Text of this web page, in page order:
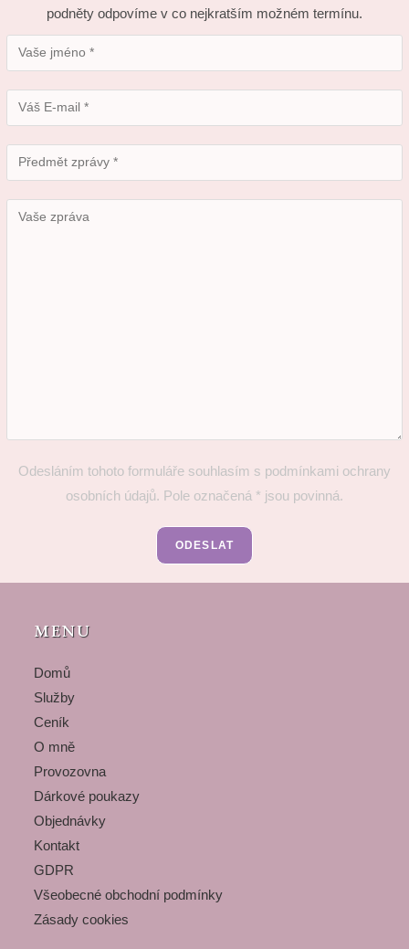
podněty odpovíme v co nejkratším možném termínu.
Odesláním tohoto formuláře souhlasím s podmínkami ochrany
osobních údajů. Pole označená * jsou povinná.
MENU
Domů
Služby
Ceník
O mně
Provozovna
Dárkové poukazy
Objednávky
Kontakt
GDPR
Všeobecné obchodní podmínky
Zásady cookies